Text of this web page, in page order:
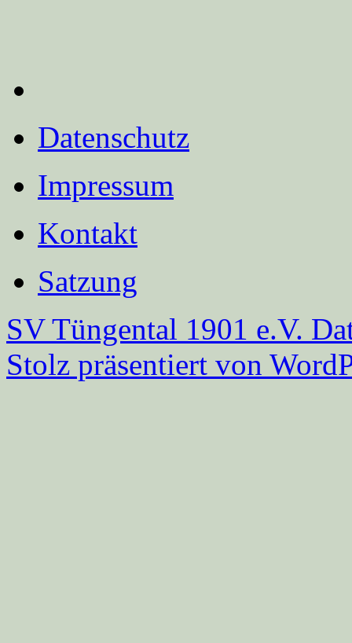
Datenschutz
Impressum
Kontakt
Satzung
SV Tüngental 1901 e.V.
Stolz präsentiert von